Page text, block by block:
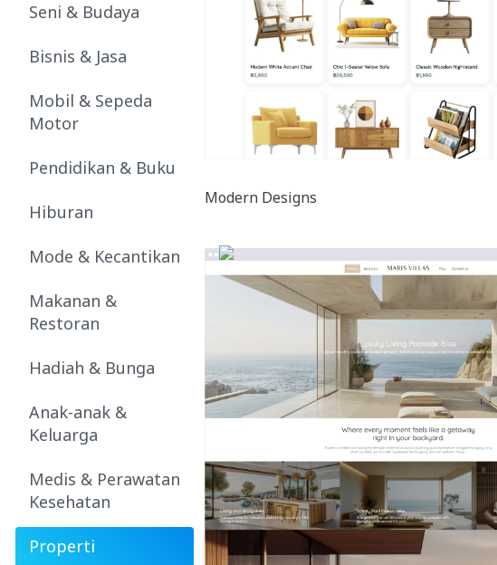
Seni & Budaya
Bisnis & Jasa
Mobil & Sepeda
Motor
Pendidikan & Buku
Hiburan
Mode & Kecantikan
Makanan &
Restoran
Hadiah & Bunga
Anak-anak &
Keluarga
Medis & Perawatan
Kesehatan
Properti
Modern Designs